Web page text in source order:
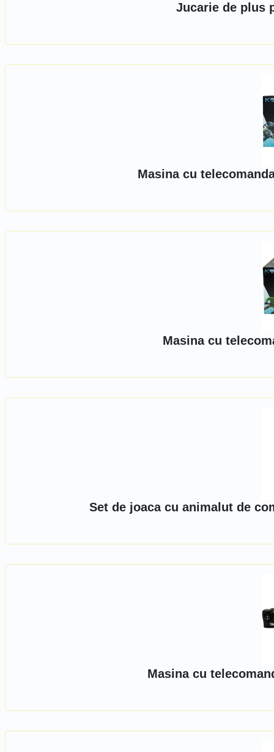
Jucarie de plus
Masina cu
Masina cu
Set de joaca cu animalut de
Masina cu